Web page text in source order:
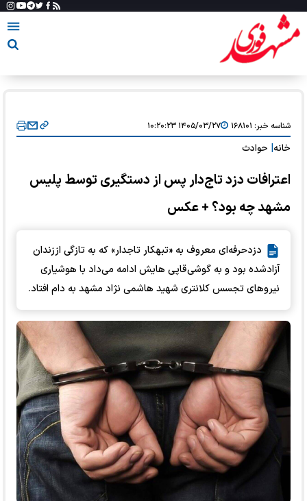
شناسه خبر: ۱۶۸۱۰۱ ۱۴۰۵/۰۳/۲۷ ۱۰:۲۰:۲۳
خانه حوادث
اعترافات دزد تاج‌دار پس از دستگیری توسط پلیس
مشهد چه بود؟ + عکس
دزدحرفه‌ای معروف به «تبهکار تاجدار» که به تازگی اززندان
آزادشده بود و به گوشی قاپی هایش ادامه می‌داد با هوشیاری
نیرو‌های تجسس کلانتری شهید هاشمی نژاد مشهد به دام افتاد.